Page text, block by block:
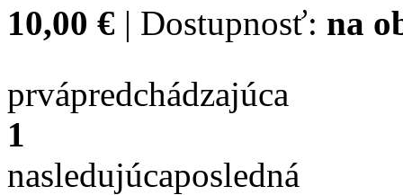
10,00 € | Dostupnosť: na
prvápredchádzajúca
1
nasledujúcaposledná